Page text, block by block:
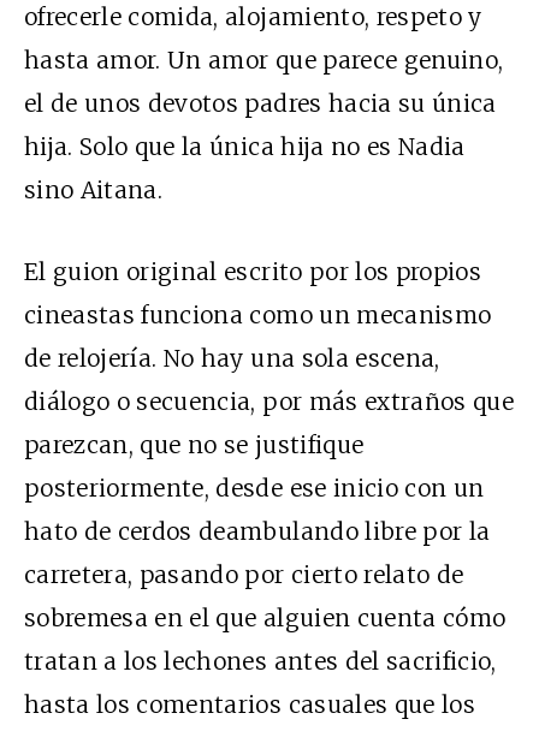
ofrecerle comida, alojamiento, respeto y
hasta amor. Un amor que parece genuino,
el de unos devotos padres hacia su única
hija. Solo que la única hija no es Nadia
sino Aitana.
El guion original escrito por los propios
cineastas funciona como un mecanismo
de relojería. No hay una sola escena,
diálogo o secuencia, por más extraños que
parezcan, que no se justifique
posteriormente, desde ese inicio con un
hato de cerdos deambulando libre por la
carretera, pasando por cierto relato de
sobremesa en el que alguien cuenta cómo
tratan a los lechones antes del sacrificio,
hasta los comentarios casuales que los